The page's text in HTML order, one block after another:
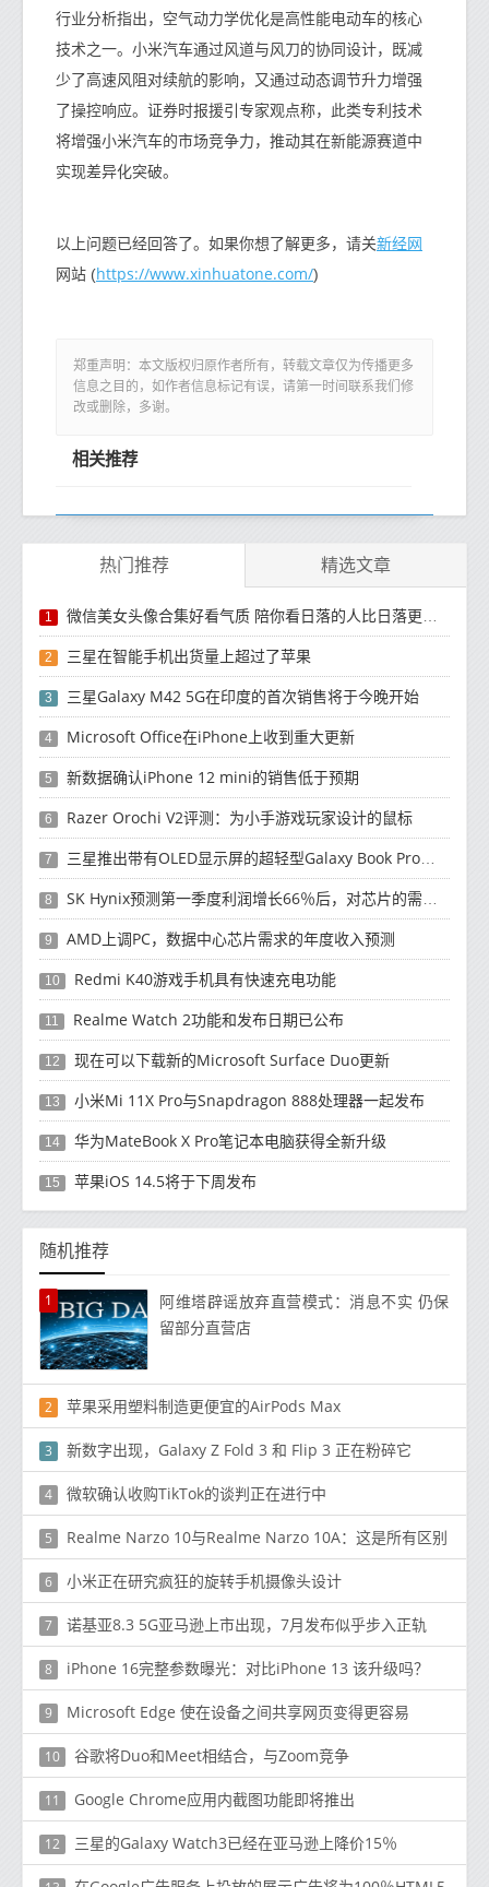
行业分析指出，空气动力学优化是高性能电动车的核心
技术之一。小米汽车通过风道与风刀的协同设计，既减
少了高速风阻对续航的影响，又通过动态调节升力增强
了操控响应。证券时报援引专家观点称，此类专利技术
将增强小米汽车的市场竞争力，推动其在新能源赛道中
实现差异化突破。
以上问题已经回答了。如果你想了解更多，请关新经网
网站 (https://www.xinhuatone.com/)
郑重声明：本文版权归原作者所有，转载文章仅为传播更多
信息之目的，如作者信息标记有误，请第一时间联系我们修
改或删除，多谢。
相关推荐
热门推荐 精选文章
1 微信美女头像合集好看气质 陪你看日落的人比日落更浪漫
2 三星在智能手机出货量上超过了苹果
3 三星Galaxy M42 5G在印度的首次销售将于今晚开始
4 Microsoft Office在iPhone上收到重大更新
5 新数据确认iPhone 12 mini的销售低于预期
6 Razer Orochi V2评测：为小手游戏玩家设计的鼠标
7 三星推出带有OLED显示屏的超轻型Galaxy Book Pro和Galaxy Book Pro 360笔记本电脑
8 SK Hynix预测第一季度利润增长66％后，对芯片的需求将增强
9 AMD上调PC，数据中心芯片需求的年度收入预测
10 Redmi K40游戏手机具有快速充电功能
11 Realme Watch 2功能和发布日期已公布
12 现在可以下载新的Microsoft Surface Duo更新
13 小米Mi 11X Pro与Snapdragon 888处理器一起发布
14 华为MateBook X Pro笔记本电脑获得全新升级
15 苹果iOS 14.5将于下周发布
随机推荐
1
阿维塔辟谣放弃直营模式：消息不实 仍保
留部分直营店
2 苹果采用塑料制造更便宜的AirPods Max
3 新数字出现，Galaxy Z Fold 3 和 Flip 3 正在粉碎它
4 微软确认收购TikTok的谈判正在进行中
5 Realme Narzo 10与Realme Narzo 10A：这是所有区别
6 小米正在研究疯狂的旋转手机摄像头设计
7 诺基亚8.3 5G亚马逊上市出现，7月发布似乎步入正轨
8 iPhone 16完整参数曝光：对比iPhone 13 该升级吗？
9 Microsoft Edge 使在设备之间共享网页变得更容易
10 谷歌将Duo和Meet相结合，与Zoom竞争
11 Google Chrome应用内截图功能即将推出
12 三星的Galaxy Watch3已经在亚马逊上降价15％